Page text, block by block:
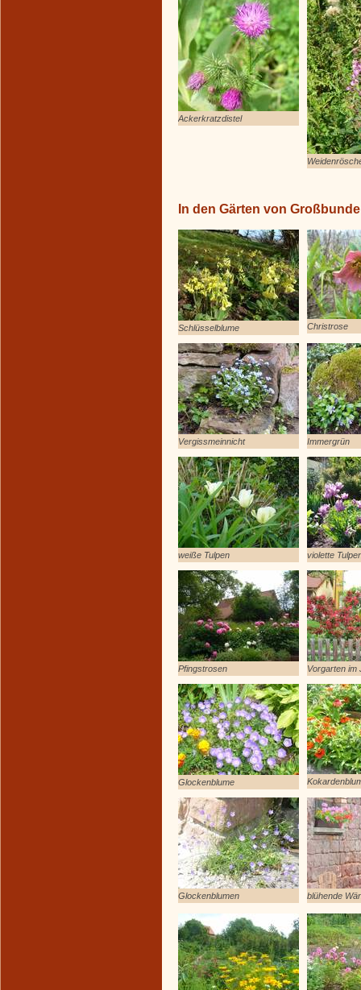
Ackerkratzdistel
In den Gärten von
Schlüsselblume Christrose
Vergissmeinnicht Immergrün
weiße Tulpen violette
Pfingstrosen Vorgarten im
Glockenblume
Glockenblumen blühende